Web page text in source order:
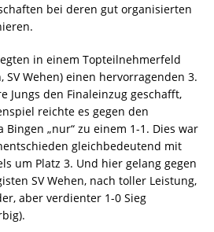
bei deren gut organisierten
in einem Topteilnehmerfeld
SV Wehen) einen hervorragenden 3.
Jungs den Finaleinzug geschafft,
reichte es gegen den
Bingen „nur“ zu einem 1-1. Dies war
gleichbedeutend mit
um Platz 3. Und hier gelang gegen
SV Wehen, nach toller Leistung,
aber verdienter 1-0 Sieg